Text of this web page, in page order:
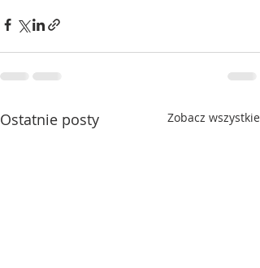
Ostatnie posty Zobacz wszystkie